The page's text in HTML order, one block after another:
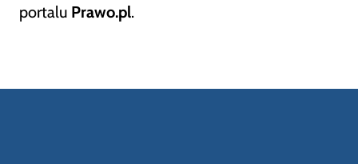
portalu Prawo.pl.